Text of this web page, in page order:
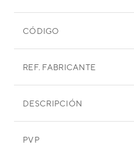
CÓDIGO
REF. FABRICANTE
DESCRIPCIÓN
PVP